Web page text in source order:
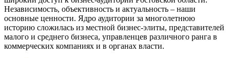
Независимость, объективность и актуальность – наши
основные ценности. Ядро аудитории за многолетнюю
историю сложилась из местной бизнес-элиты, представителей
малого и среднего бизнеса, управленцев различного ранга в
коммерческих компаниях и в органах власти.